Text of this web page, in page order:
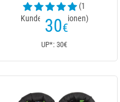
(1
Kundenrezensionen)
30€
UP*: 30€